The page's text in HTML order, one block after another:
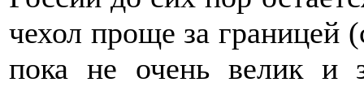
чехол проще за границей
пока не очень велик и